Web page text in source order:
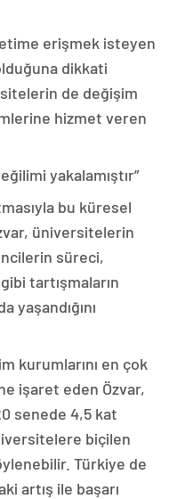
erişmek isteyen
dikkati
de değişim
hizmet veren
yakalamıştır”
bu küresel
üniversitelerin
süreci,
gibi tartışmaların
yaşandığını
kurumlarını en çok
işaret eden Özvar,
senede 4,5 kat
biçilen
Türkiye de
artış ile başarı